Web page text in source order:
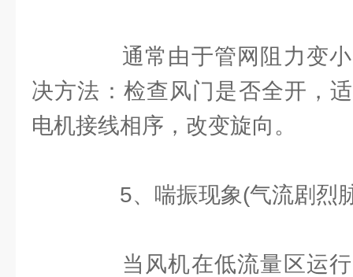
通常由于管网阻力变小
决方法：检查风门是否全开，
电机接线相序，改变旋向。
5、喘振现象(气流剧烈
当风机在低流量区运行